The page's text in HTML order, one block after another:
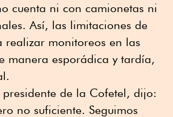
cuenta ni con camionetas ni
Así, las limitaciones de
monitoreos en las
manera esporádica y tardía,
de la Cofetel, dijo:
no suficiente. Seguimos